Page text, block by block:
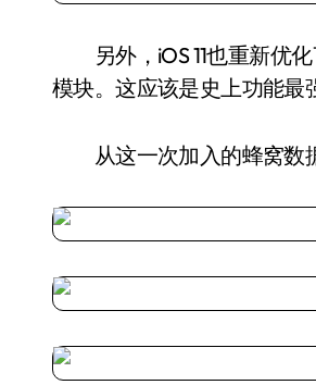
另外，iOS 11也重新优化
模块。这应该是史上功能最
从这一次加入的蜂窝数据